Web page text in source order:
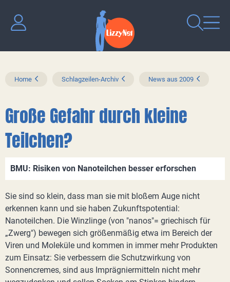
Home Schlagzeilen-Archiv News aus 2009
Große Gefahr durch kleine
Teilchen?
BMU: Risiken von Nanoteilchen besser erforschen
Sie sind so klein, dass man sie mit bloßem Auge nicht
erkennen kann und sie haben Zukunftspotential:
Nanoteilchen. Die Winzlinge (von "nanos"= griechisch für
„Zwerg") bewegen sich größenmäßig etwa im Bereich der
Viren und Moleküle und kommen in immer mehr Produkten
zum Einsatz: Sie verbessern die Schutzwirkung von
Sonnencremes, sind aus Imprägniermitteln nicht mehr